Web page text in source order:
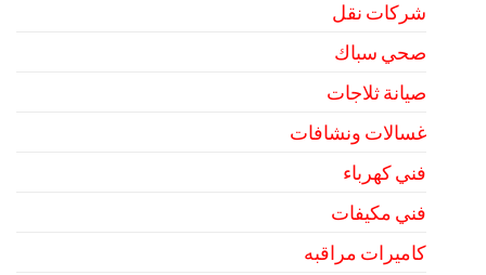
شركات نقل
صحي سباك
صيانة ثلاجات
غسالات ونشافات
فني كهرباء
فني مكيفات
كاميرات مراقبه